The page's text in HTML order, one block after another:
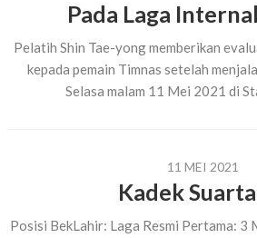
Pada Laga
Pelatih Shin Tae-yong memberikan
kepada pemain Timnas setelah
Selasa malam 11 Mei 2021 di
11 MEI 2021
Kadek
Posisi BekLahir: Laga Resmi Pertama: